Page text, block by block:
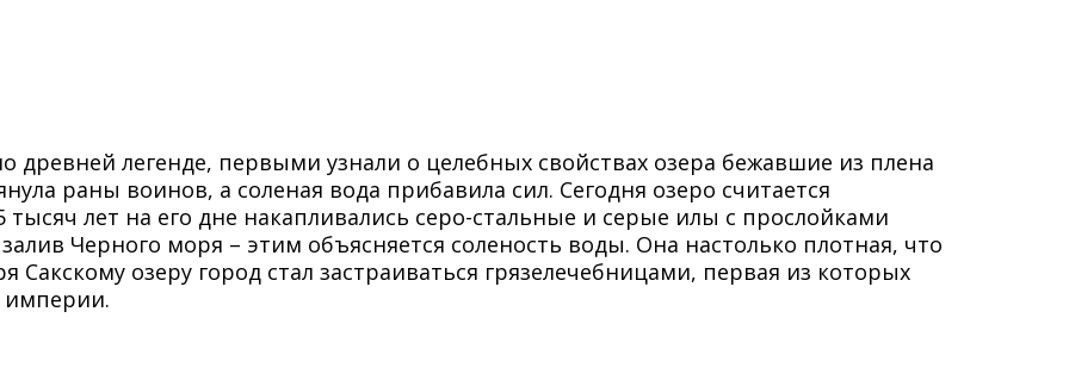
древней легенде, первыми узнали о целебных свойствах озера бежавшие из плена
раны воинов, а соленая вода прибавила сил. Сегодня озеро считается
лет на его дне накапливались серо-стальные и серые илы с прослойками
Черного моря – этим объясняется соленость воды. Она настолько плотная, что
Сакскому озеру город стал застраиваться грязелечебницами, первая из которых
империи.